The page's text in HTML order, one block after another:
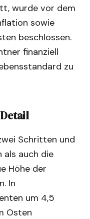
wurde vor dem
sowie
beschlossen.
finanziell
zu
Schritten und
auch die
Höhe der
In
um 4,5
Osten